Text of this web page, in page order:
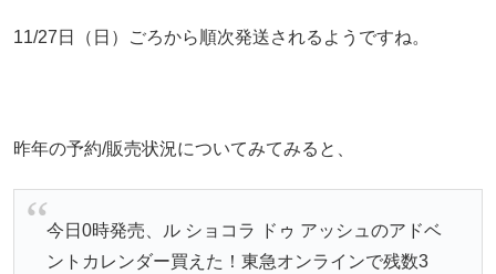
11/27日（日）ごろから順次発送されるようですね。
昨年の予約/販売状況についてみてみると、
今日0時発売、ル ショコラ ドゥ アッシュのアドベ
ントカレンダー買えた！東急オンラインで残数3